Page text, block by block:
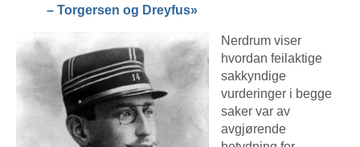
– Torgersen og Dreyfus»
Nerdrum viser
hvordan feilaktige
sakkyndige
vurderinger i begge
saker var av
avgjørende